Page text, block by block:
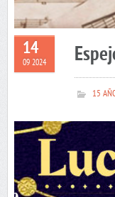
14
09 2024
15